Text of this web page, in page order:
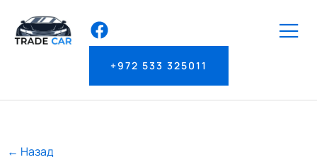
+972 533 325011
← Назад